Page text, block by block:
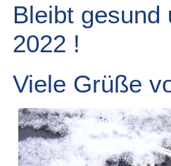
Bleibt gesund
2022 !
Viele Grüße